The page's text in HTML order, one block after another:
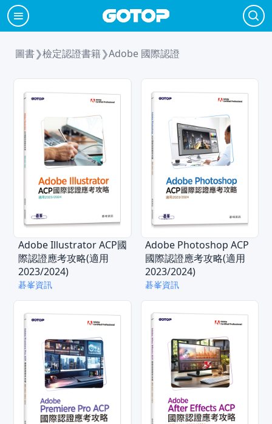
圖書❯檢定認證書籍❯Adobe 國際認證
Adobe Illustrator ACP國
際認證應考攻略(適用
2023/2024)
碁峯資訊
Adobe Photoshop ACP
國際認證應考攻略(適用
2023/2024)
碁峯資訊